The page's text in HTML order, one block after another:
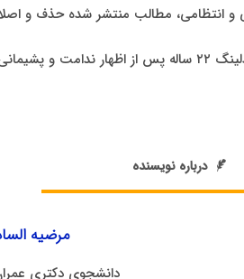
و انتظامی، مطالب منتشر شده حذف و
رای قضایی قرار دارد.
درباره نویسنده
مرضیه
دانشجوی دکتری
و در ج در خبر اگر مسائل حجاب هم همینطور